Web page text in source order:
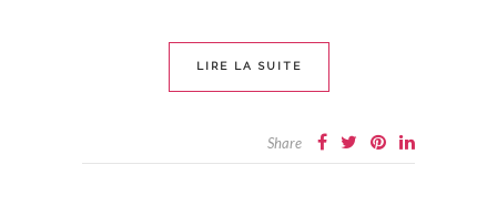
LIRE LA SUITE
Share